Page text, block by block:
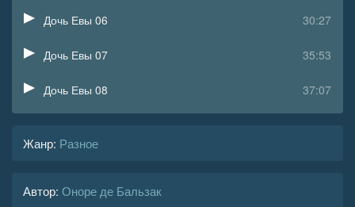
30:27
Дочь Евы 06
35:53
Дочь Евы 07
37:07
Дочь Евы 08
Дочь Евы 11
Жанр: Разное
Автор: Оноре де Бальзак